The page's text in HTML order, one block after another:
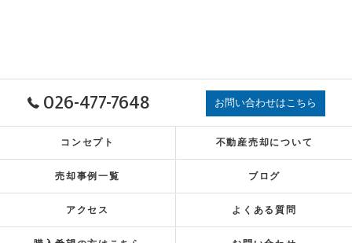
026-477-7648 お問い合わせはこちら
コンセプト 不動産売却について
売却事例一覧 ブログ
アクセス よくある質問